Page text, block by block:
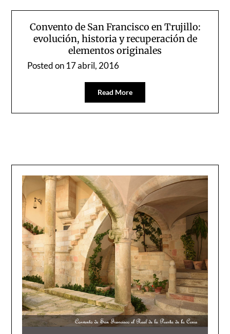
Convento de San Francisco en Trujillo:
evolución, historia y recuperación de
elementos originales
Posted on17 abril, 2016
Read More